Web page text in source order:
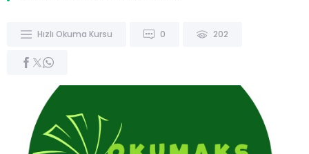
Hızlı Okuma Kursu 0 202